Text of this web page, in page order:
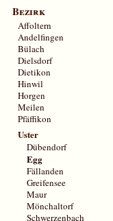
Bezirk
Affoltern
Andelfingen
Bülach
Dielsdorf
Dietikon
Hinwil
Horgen
Meilen
Pfäffikon
Uster
Dübendorf
Egg
Fällanden
Greifensee
Maur
Mönchaltorf
Schwerzenbach